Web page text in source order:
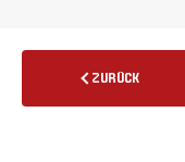
ZURÜCK